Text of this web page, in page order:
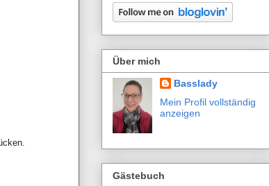
Über mich
Basslady
Mein Profil vollständig
anzeigen
Gästebuch